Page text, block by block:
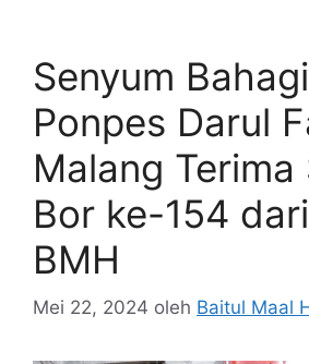
Senyum
Ponpes Darul
Malang Terima
Bor ke-154
BMH
Mei 22, 2024 oleh Baitul Maal